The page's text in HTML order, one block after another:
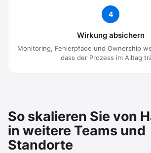
4
Wirkung absichern
Monitoring, Fehlerpfade und Ownership
dass der Prozess im Alltag
So skalieren Sie von
in weitere Teams und
Standorte